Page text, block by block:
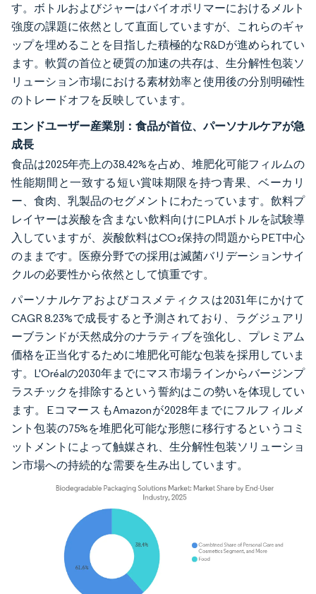
す。ボトルおよびジャーはバイオポリマーにおけるメルト
強度の課題に依然として直面していますが、これらのギャ
ップを埋めることを目指した積極的なR&Dが進められてい
ます。軟質の首位と硬質の加速の共存は、生分解性包装ソ
リューション市場における素材効率と使用後の分別明確性
のトレードオフを反映しています。
エンドユーザー産業別：食品が首位、パーソナルケアが急
成長
食品は2025年売上の38.42%を占め、堆肥化可能フィルムの
性能期間と一致する短い賞味期限を持つ青果、ベーカリ
ー、食肉、乳製品のセグメントにわたっています。飲料プ
レイヤーは炭酸を含まない飲料向けにPLAボトルを試験導
入していますが、炭酸飲料はCO₂保持の問題からPET中心
のままです。医療分野での採用は滅菌バリデーションサイ
クルの必要性から依然として慎重です。
パーソナルケアおよびコスメティクスは2031年にかけて
CAGR 8.23%で成長すると予測されており、ラグジュアリ
ーブランドが天然成分のナラティブを強化し、プレミアム
価格を正当化するために堆肥化可能な包装を採用していま
す。L'Oréalの2030年までにマス市場ラインからバージンプ
ラスチックを排除するという誓約はこの勢いを体現してい
ます。EコマースもAmazonが2028年までにフルフィルメ
ント包装の75%を堆肥化可能な形態に移行するというコミ
ットメントによって触媒され、生分解性包装ソリューショ
ン市場への持続的な需要を生み出しています。